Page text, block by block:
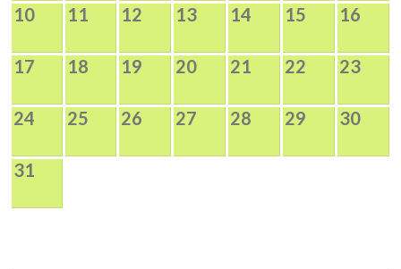
10 11 12 13 14 15 16
17 18 19 20 21 22 23
24 25 26 27 28 29 30
31